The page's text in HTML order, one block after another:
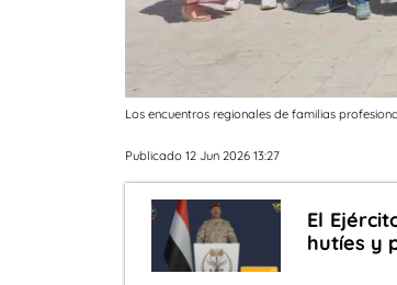
Los encuentros regionales de familias
Publicado 12 Jun 2026 13:27
El
hutíes y